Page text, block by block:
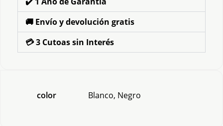
🚚 Envío y devolución gratis
💳 3 Cutoas sin Interés
color Blanco, Negro